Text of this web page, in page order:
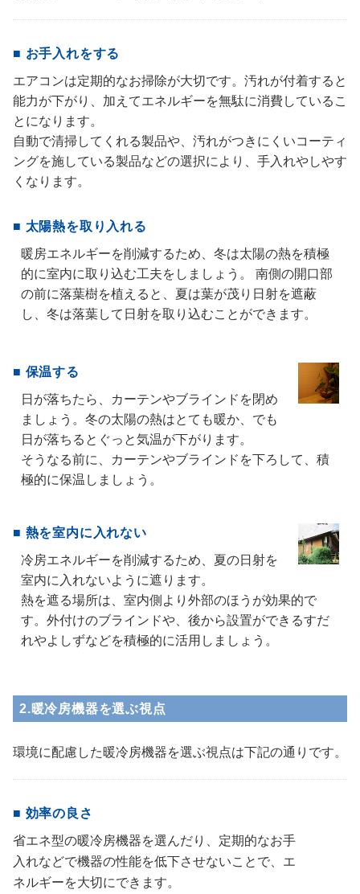
■ お手入れをする
エアコンは定期的なお掃除が大切です。汚れが付着すると
能力が下がり、加えてエネルギーを無駄に消費しているこ
とになります。
自動で清掃してくれる製品や、汚れがつきにくいコーティ
ングを施している製品などの選択により、手入れやしやす
くなります。
■ 太陽熱を取り入れる
暖房エネルギーを削減するため、冬は太陽の熱を積極
的に室内に取り込む工夫をしましょう。 南側の開口部
の前に落葉樹を植えると、夏は葉が茂り日射を遮蔽
し、冬は落葉して日射を取り込むことができます。
■ 保温する
日が落ちたら、カーテンやブラインドを閉め
ましょう。冬の太陽の熱はとても暖か、でも
日が落ちるとぐっと気温が下がります。
そうなる前に、カーテンやブラインドを下ろして、積
極的に保温しましょう。
■ 熱を室内に入れない
冷房エネルギーを削減するため、夏の日射を
室内に入れないように遮ります。
熱を遮る場所は、室内側より外部のほうが効果的で
す。外付けのブラインドや、後から設置ができるすだ
れやよしずなどを積極的に活用しましょう。
2.暖冷房機器を選ぶ視点
環境に配慮した暖冷房機器を選ぶ視点は下記の通りです。
■ 効率の良さ
省エネ型の暖冷房機器を選んだり、定期的なお手
入れなどで機器の性能を低下させないことで、エ
ネルギーを大切にできます。